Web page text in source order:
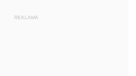
REKLAMA